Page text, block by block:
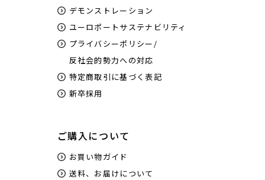
デモンストレーション
ユーロポートサステナビリティ
プライバシーポリシー/
反社会的勢力への対応
特定商取引に基づく表記
新卒採用
ご購入について
お買い物ガイド
送料、お届けについて